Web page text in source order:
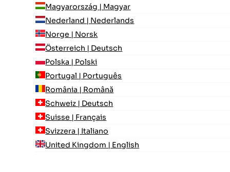
Magyarország | Magyar
Nederland | Nederlands
Norge | Norsk
Österreich | Deutsch
Polska | Polski
Portugal | Português
România | Română
Schweiz | Deutsch
Suisse | Français
Svizzera | Italiano
United Kingdom | English